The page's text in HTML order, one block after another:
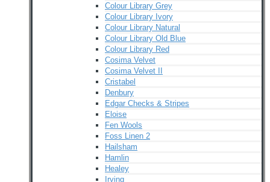
Colour Library Grey
Colour Library Ivory
Colour Library Natural
Colour Library Old Blue
Colour Library Red
Cosima Velvet
Cosima Velvet II
Cristabel
Denbury
Edgar Checks & Stripes
Eloise
Fen Wools
Foss Linen 2
Hailsham
Hamlin
Healey
Irving